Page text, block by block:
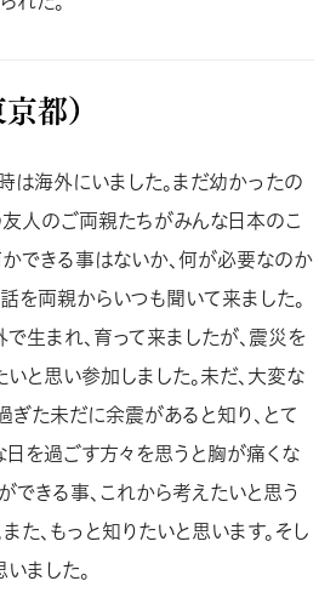
都）
は海外にいました。まだ幼かったの
友人のご両親たちがみんな日本のこ
かできる事はないか、何が必要なのか
を両親からいつも聞いて来ました。
生まれ、育って来ましたが、震災を
と思い参加しました。未だ、大変な
ぎた未だに余震があると知り、とて
日を過ごす方々を思うと胸が痛くな
できる事、これから考えたいと思う
た、もっと知りたいと思います。そし
ました。